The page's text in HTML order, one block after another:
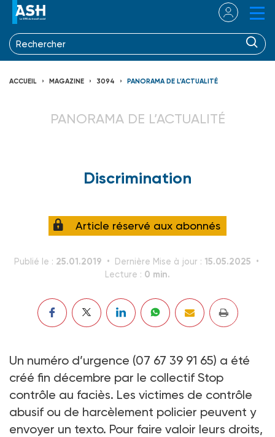
ACCUEIL MAGAZINE 3094 PANORAMA DE L’ACTUALITÉ
PANORAMA DE L’ACTUALITÉ
Discrimination
Article réservé aux abonnés
Publié le : 25.01.2019 Dernière Mise à jour : 15.05.2025
Lecture : 0 min.
Un numéro d’urgence (07 67 39 91 65) a été
créé fin décembre par le collectif Stop
contrôle au faciès. Les victimes de contrôle
abusif ou de harcèlement policier peuvent y
envoyer un texto. Pour faire valoir leurs droits,